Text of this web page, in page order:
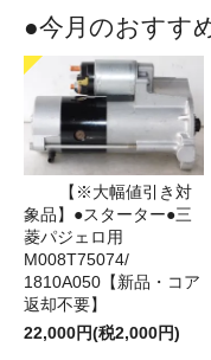
●今月のおすす
【※大幅値引き対
象品】●スターター●三
菱パジェロ用
M008T75074/
1810A050【新品・コア
返却不要】
22,000円(税2,000円)